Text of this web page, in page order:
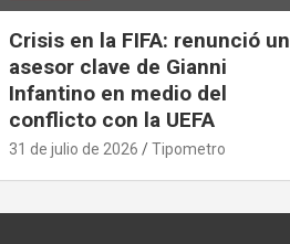
Crisis en la FIFA: renunció un
asesor clave de Gianni
Infantino en medio del
conflicto con la UEFA
31 de julio de 2026 Tipometro